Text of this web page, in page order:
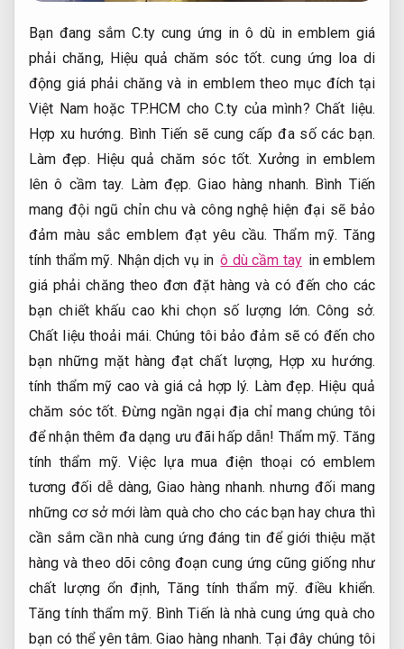
Bạn đang sắm C.ty cung ứng in ô dù in emblem giá
phải chăng, Hiệu quả chăm sóc tốt. cung ứng loa di
động giá phải chăng và in emblem theo mục đích tại
Việt Nam hoặc TP.HCM cho C.ty của mình? Chất liệu.
Hợp xu hướng. Bình Tiến sẽ cung cấp đa số các bạn.
Làm đẹp. Hiệu quả chăm sóc tốt. Xưởng in emblem
lên ô cầm tay. Làm đẹp. Giao hàng nhanh. Bình Tiến
mang đội ngũ chỉn chu và công nghệ hiện đại sẽ bảo
đảm màu sắc emblem đạt yêu cầu.Thẩm mỹ. Tăng
tính thẩm mỹ. Nhận dịch vụ in ô dù cầm tay in emblem
giá phải chăng theo đơn đặt hàng và có đến cho các
bạn chiết khấu cao khi chọn số lượng lớn.Công sở.
Chất liệu thoải mái. Chúng tôi bảo đảm sẽ có đến cho
bạn những mặt hàng đạt chất lượng, Hợp xu hướng.
tính thẩm mỹ cao và giá cả hợp lý. Làm đẹp. Hiệu quả
chăm sóc tốt. Đừng ngần ngại địa chỉ mang chúng tôi
để nhận thêm đa dạng ưu đãi hấp dẫn! Thẩm mỹ. Tăng
tính thẩm mỹ. Việc lựa mua điện thoại có emblem
tương đối dễ dàng,Giao hàng nhanh. nhưng đối mang
những cơ sở mới làm quà cho cho các bạn hay chưa thì
cần sắm cần nhà cung ứng đáng tin để giới thiệu mặt
hàng và theo dõi công đoạn cung ứng cũng giống như
chất lượng ổn định, Tăng tính thẩm mỹ. điều khiển.
Tăng tính thẩm mỹ. Bình Tiến là nhà cung ứng quà cho
bạn có thể yên tâm.Giao hàng nhanh. Tại đây chúng tôi